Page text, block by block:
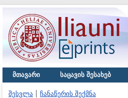
მთავარი საცავის შესახებ
შესვლა ჩანაწერის შექმნა